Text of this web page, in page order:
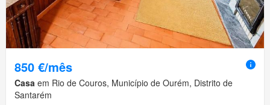
850 €/mês
Casa em Rio de Couros, Município de Ourém, Distrito de
Santarém